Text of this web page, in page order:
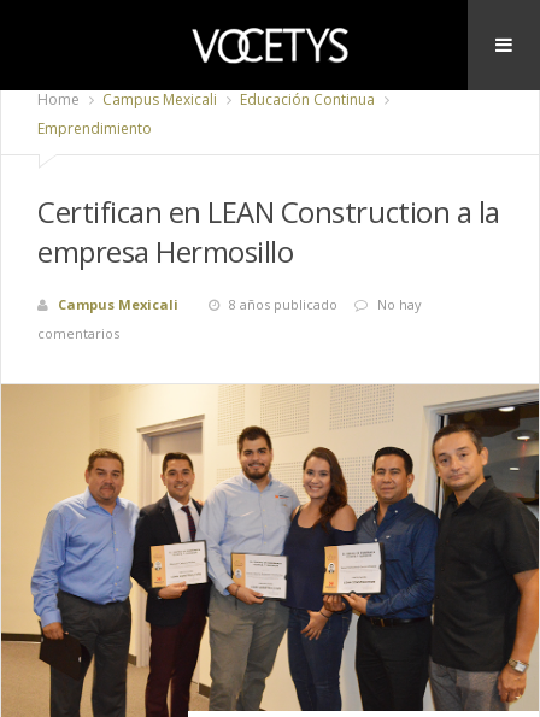
Home Campus Mexicali
Educación Continua
Emprendimiento
Certifican en LEAN Construction a la
empresa Hermosillo
Campus Mexicali 8 años publicado
No hay
comentarios